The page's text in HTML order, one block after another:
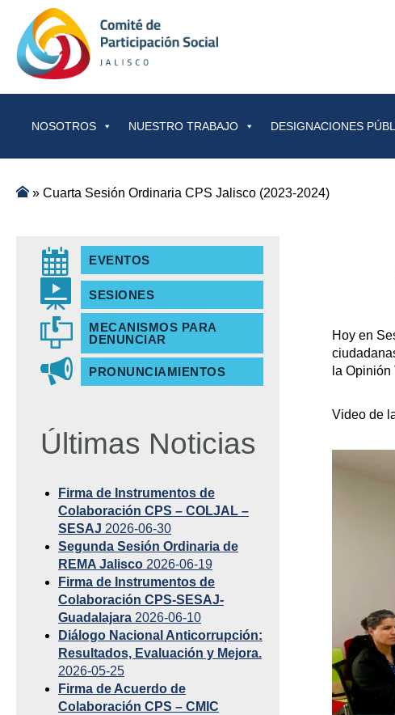
NOSOTROS NUESTRO TRABAJO DESIGNACIONES
» Cuarta Sesión Ordinaria CPS Jalisco (2023-2024)
Hoy en
la
Video de
EVENTOS
SESIONES
MECANISMOS PARA
DENUNCIAR
PRONUNCIAMIENTOS
Últimas Noticias
Firma de Instrumentos de
Colaboración CPS – COLJAL –
SESAJ 2026-06-30
Segunda Sesión Ordinaria de
REMA Jalisco 2026-06-19
Firma de Instrumentos de
Colaboración CPS-SESAJ-
Guadalajara 2026-06-10
Diálogo Nacional Anticorrupción:
Resultados, Evaluación y Mejora.
2026-05-25
Firma de Acuerdo de
Colaboración CPS – CMIC